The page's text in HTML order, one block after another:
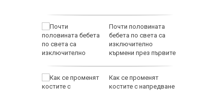
Почти половината
бебета по света са
изключително
кърмени през първите
Как се променят
костите с напредване